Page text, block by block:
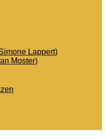
Lappert)
Moster)